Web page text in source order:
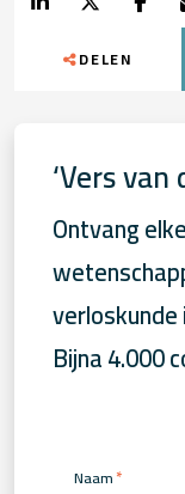
DELEN
‘Vers van
Ontvang
verloskunde
Bijna 4.000
Naam*